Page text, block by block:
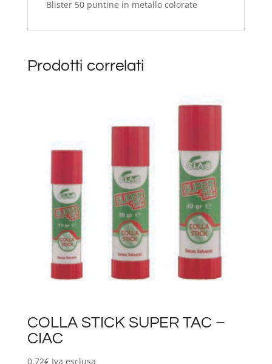
Blister 50 puntine in metallo colorate
Prodotti correlati
COLLA STICK SUPER TAC –
CIAC
0,72€ Iva esclusa